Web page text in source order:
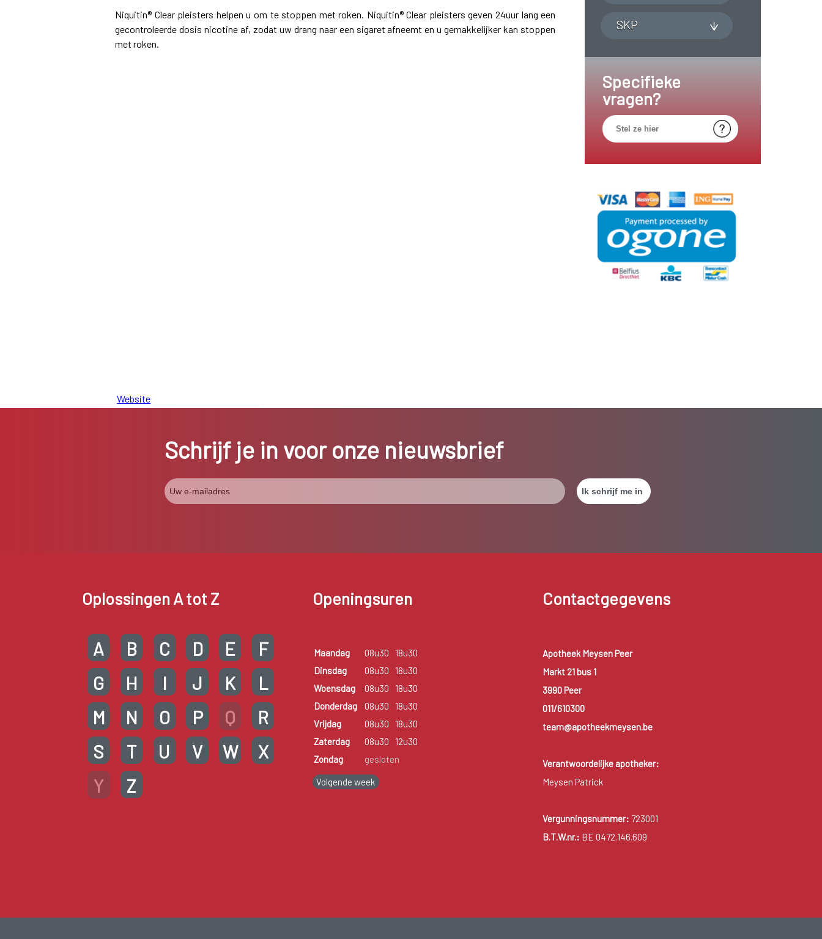
SKP
Specifieke
vragen?
Niquitin® Clear pleisters helpen u om te stoppen met roken. Niquitin® Clear pleisters geven 24uur lang een
gecontroleerde dosis nicotine af, zodat uw drang naar een sigaret afneemt en u gemakkelijker kan stoppen
met roken.
Website
Schrijf je in voor onze nieuwsbrief
Oplossingen A tot Z
A B C D E
F
G
H I J K
L
M
N O P Q
R
S
T U V W
X
Y
Z
Openingsuren
Maandag 08u30
18u30
Dinsdag
08u30
18u30
Woensdag
08u30
18u30
Donderdag
08u30
18u30
Vrijdag
08u30
18u30
Zaterdag
08u30
12u30
Zondag
gesloten
Volgende week
Contactgegevens
Apotheek Meysen Peer
Markt 21 bus 1
3990 Peer
011/610300
team@apotheekmeysen.be
Verantwoordelijke apotheker:
Meysen Patrick
Vergunningsnummer: 723001
B.T.W.nr.: BE 0472.146.609